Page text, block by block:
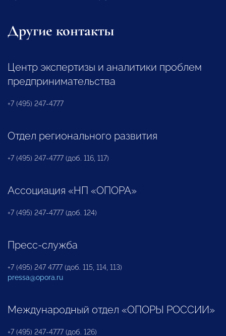
Другие контакты
Центр экспертизы и аналитики проблем
предпринимательства
+7 (495) 247-4777
Отдел регионального развития
+7 (495) 247-4777 (доб. 116, 117)
Ассоциация «НП «ОПОРА»
+7 (495) 247-4777 (доб. 124)
Пресс-служба
+7 (495) 247 4777 (доб. 115, 114, 113)
pressa@opora.ru
Международный отдел «ОПОРЫ РОССИИ»
+7 (495) 247-4777 (доб. 126)